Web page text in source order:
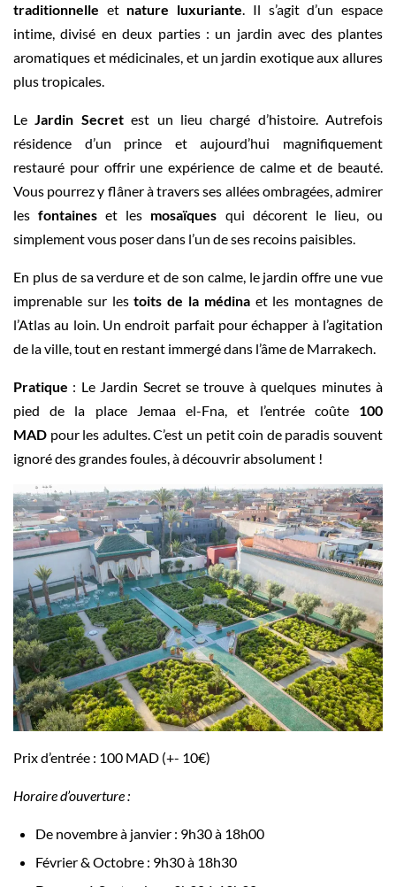
traditionnelle et nature luxuriante. Il s’agit d’un espace
intime, divisé en deux parties : un jardin avec des plantes
aromatiques et médicinales, et un jardin exotique aux allures
plus tropicales.
LeJardin Secretest un lieu chargé d’histoire. Autrefois
résidence d’un prince et aujourd’hui magnifiquement
restauré pour offrir une expérience de calme et de beauté.
Vous pourrez y flâner à travers ses allées ombragées, admirer
lesfontaines et les mosaïques qui décorent le lieu, ou
simplement vous poser dans l’un de ses recoins paisibles.
En plus de sa verdure et de son calme, le jardin offre une vue
imprenable sur lestoits de la médinaet les montagnes de
l’Atlas au loin. Un endroit parfait pour échapper à l’agitation
de la ville, tout en restant immergé dans l’âme de Marrakech.
Pratique : Le Jardin Secret se trouve à quelques minutes à
pied de la place Jemaa el-Fna, et l’entrée coûte 100
MAD pour les adultes. C’est un petit coin de paradis souvent
ignoré des grandes foules, à découvrir absolument !
Prix d’entrée : 100 MAD (+- 10€)
Horaire d’ouverture :
De novembre à janvier : 9h30 à 18h00
Février & Octobre : 9h30 à 18h30